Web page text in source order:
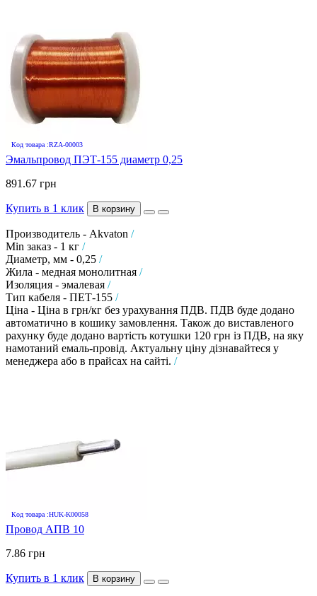
Код товара :RZA-00003
Эмальпровод ПЭТ-155 диаметр 0,25
891.67 грн
Купить в 1 клик В корзину
Производитель - Akvaton /
Min заказ - 1 кг /
Диаметр, мм - 0,25 /
Жила - медная монолитная /
Изоляция - эмалевая /
Тип кабеля - ПЕТ-155 /
Ціна - Ціна в грн/кг без урахування ПДВ. ПДВ буде додано
автоматично в кошику замовлення. Також до виставленого
рахунку буде додано вартість котушки 120 грн із ПДВ, на яку
намотаний емаль-провід. Актуальну ціну дізнавайтеся у
менеджера або в прайсах на сайті. /
Код товара :HUK-K00058
Провод АПВ 10
7.86 грн
Купить в 1 клик В корзину